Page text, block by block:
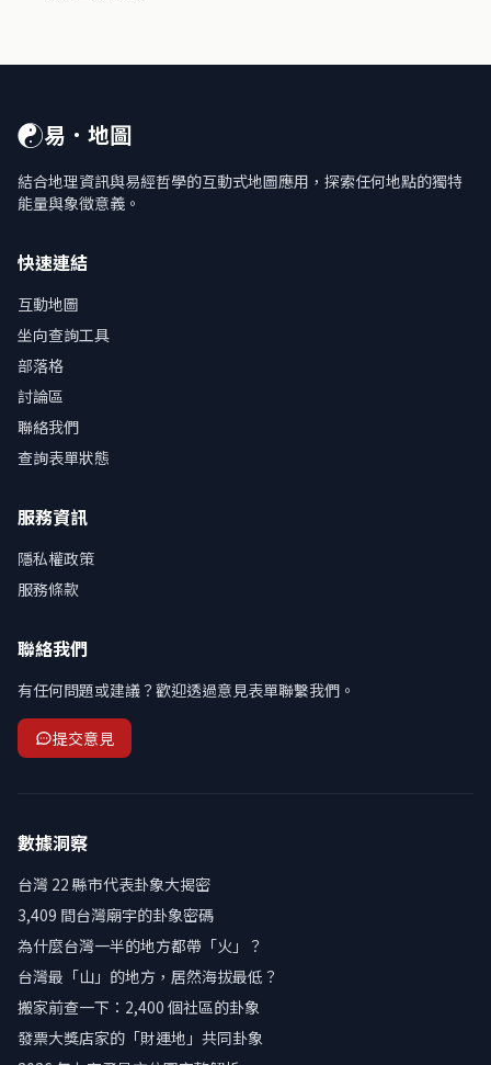
☯易．地圖
結合地理資訊與易經哲學的互動式地圖應用，探索任何地點的獨特
能量與象徵意義。
快速連結
互動地圖
坐向查詢工具
部落格
討論區
聯絡我們
查詢表單狀態
服務資訊
隱私權政策
服務條款
聯絡我們
有任何問題或建議？歡迎透過意見表單聯繫我們。
提交意見
數據洞察
台灣 22 縣市代表卦象大揭密
3,409 間台灣廟宇的卦象密碼
為什麼台灣一半的地方都帶「火」？
台灣最「山」的地方，居然海拔最低？
搬家前查一下：2,400 個社區的卦象
發票大獎店家的「財運地」共同卦象